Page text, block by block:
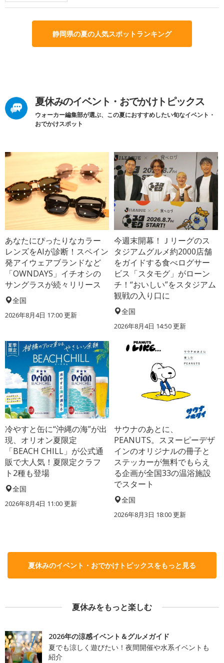
静岡県の夏の人気スポットランキング
夏休みのイベント・おでかけトピックス
ウォーカー編集部が選ぶ、この夏におすすめしたい旬なイベント・
おでかけスポット
あなたにぴったりなカラー
レンズをAIが診断！スペイン
発アイウェアブランドなど
「OWNDAYS」イチオシの
サングラスが続々リリース
全国
2026年8月4日 17:00更新
今週末開幕！Ｊリーグのス
タジアムグルメ約2000店舗
をガイドする食べログサー
ビス「スタモグ」がローン
チ！“おいしい”をスタジアム
観戦の入り口に
全国
2026年8月4日 14:50更新
冷やすと缶に“沖縄の海”が出
現、オリオン夏限定
「BEACH CHILL」が公式通
販で大人気！夏限定クラフ
ト2種も登場
全国
2026年8月4日 11:00更新
サウナのあとに、
PEANUTS。スヌーピーデザ
インのオリジナルの冊子と
ステッカーが無料でもらえ
る企画が全国33の温浴施設
でスタート
全国
2026年8月3日 18:00更新
夏休みのイベント・おでかけトピックスをもっと見る
夏休みをもっと楽しむ
2026年の涼感イベント＆グルメガイド
夏でも涼しく遊びたい！夜間開催や水系イベントも
紹介